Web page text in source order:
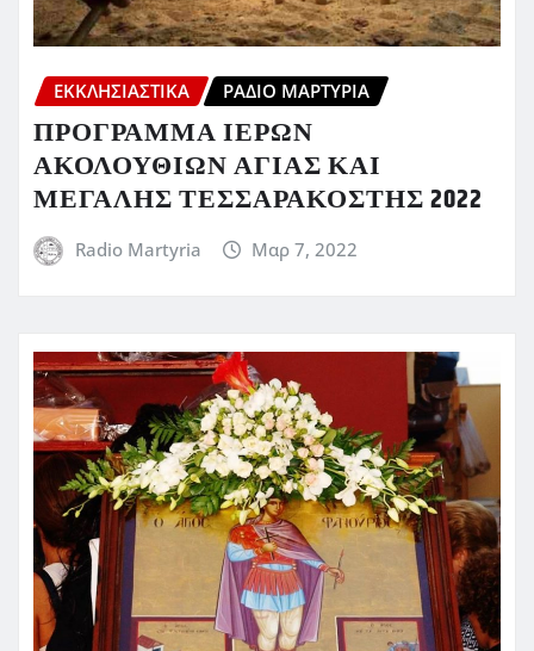
ΕΚΚΛΗΣΙΑΣΤΙΚΆ ΡΆΔΙΟ ΜΑΡΤΥΡΊΑ
ΠΡΟΓΡΑΜΜΑ ΙΕΡΩΝ
ΑΚΟΛΟΥΘΙΩΝ ΑΓΙΑΣ ΚΑΙ
ΜΕΓΑΛΗΣ ΤΕΣΣΑΡΑΚΟΣΤΗΣ 2022
Radio Martyria Μαρ 7, 2022